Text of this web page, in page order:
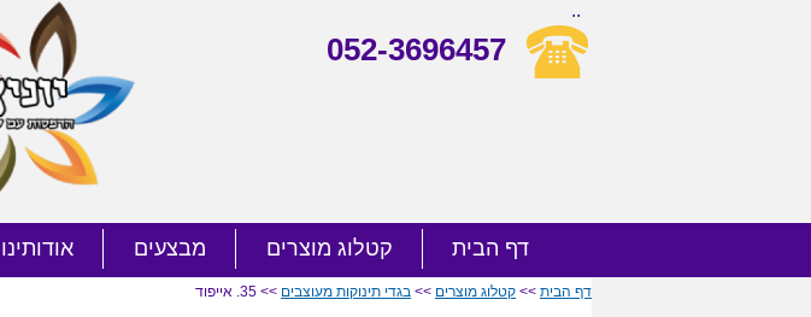
דף הבית קטלוג מוצרים מבצעים אודותינו
052-3696457
..
דף הבית >> קטלוג מוצרים >> בגדי תינוקות מעוצבים >> 35. אייפוד